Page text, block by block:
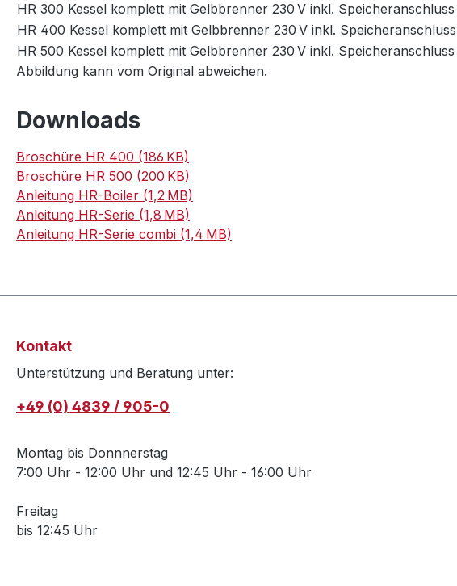
HR 300 Kessel komplett mit Gelbbrenner 230 V inkl. Speicheranschluss
HR 400 Kessel komplett mit Gelbbrenner 230 V inkl. Speicheranschluss
HR 500 Kessel komplett mit Gelbbrenner 230 V inkl. Speicheranschluss
Abbildung kann vom Original abweichen.
Downloads
Broschüre HR 400 (186 KB)
Broschüre HR 500 (200 KB)
Anleitung HR-Boiler (1,2 MB)
Anleitung HR-Serie (1,8 MB)
Anleitung HR-Serie combi (1,4 MB)
Kontakt
Unterstützung und Beratung unter:
+49 (0) 4839 / 905-0
Montag bis Donnnerstag
7:00 Uhr - 12:00 Uhr und 12:45 Uhr - 16:00 Uhr
Freitag
bis 12:45 Uhr